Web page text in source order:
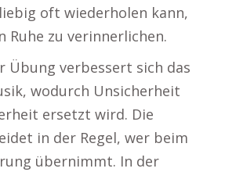
oft wiederholen kann,
Ruhe zu verinnerlichen.
Übung verbessert sich das
wodurch Unsicherheit
ersetzt wird. Die
in der Regel, wer beim
übernimmt. In der